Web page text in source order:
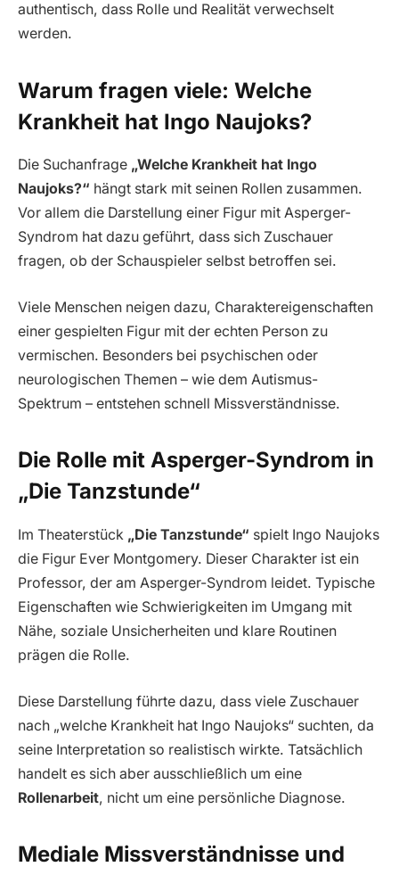
authentisch, dass Rolle und Realität verwechselt
werden.
Warum fragen viele: Welche
Krankheit hat Ingo Naujoks?
Die Suchanfrage „Welche Krankheit hat Ingo
Naujoks?“ hängt stark mit seinen Rollen zusammen.
Vor allem die Darstellung einer Figur mit Asperger-
Syndrom hat dazu geführt, dass sich Zuschauer
fragen, ob der Schauspieler selbst betroffen sei.
Viele Menschen neigen dazu, Charaktereigenschaften
einer gespielten Figur mit der echten Person zu
vermischen. Besonders bei psychischen oder
neurologischen Themen – wie dem Autismus-
Spektrum – entstehen schnell Missverständnisse.
Die Rolle mit Asperger-Syndrom in
„Die Tanzstunde“
Im Theaterstück „Die Tanzstunde“ spielt Ingo Naujoks
die Figur Ever Montgomery. Dieser Charakter ist ein
Professor, der am Asperger-Syndrom leidet. Typische
Eigenschaften wie Schwierigkeiten im Umgang mit
Nähe, soziale Unsicherheiten und klare Routinen
prägen die Rolle.
Diese Darstellung führte dazu, dass viele Zuschauer
nach „welche Krankheit hat Ingo Naujoks“ suchten, da
seine Interpretation so realistisch wirkte. Tatsächlich
handelt es sich aber ausschließlich um eine
Rollenarbeit, nicht um eine persönliche Diagnose.
Mediale Missverständnisse und